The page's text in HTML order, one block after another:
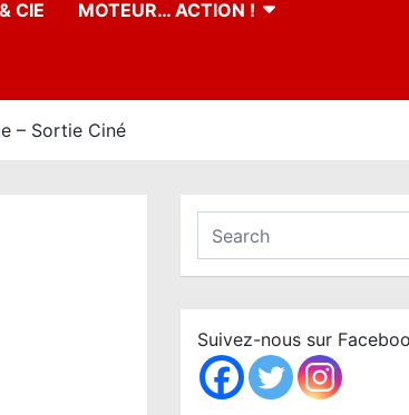
CIE MOTEUR… ACTION !
– Sortie Ciné
a
c
h
Suivez-nous sur